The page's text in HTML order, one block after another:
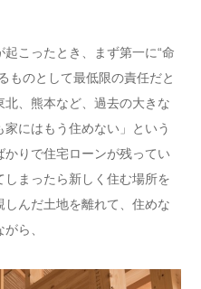
こったとき、まず第一に“命
ものとして最低限の責任だと
、熊本など、過去の大きな
にはもう住めない」という
りで住宅ローンが残ってい
まったら新しく住む場所を
んだ土地を離れて、住めな
ら、